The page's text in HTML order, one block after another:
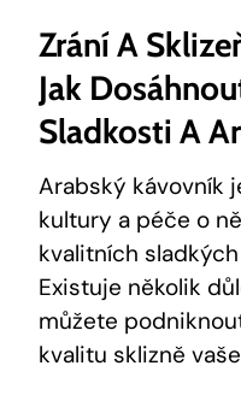
Zrání A
Jak
Sladkosti A
Arabský kávovník
kultury a péče o
kvalitních
Existuje několik
můžete
kvalitu sklizně